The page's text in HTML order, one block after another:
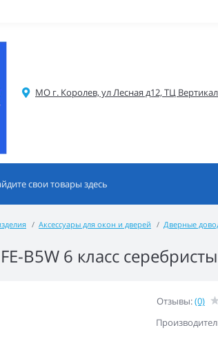
МО г. Королев, ул Лесная д12, ТЦ
Аксессуары для окон и дверей Дверные
B5W 6 класс
Отзывы:(0)